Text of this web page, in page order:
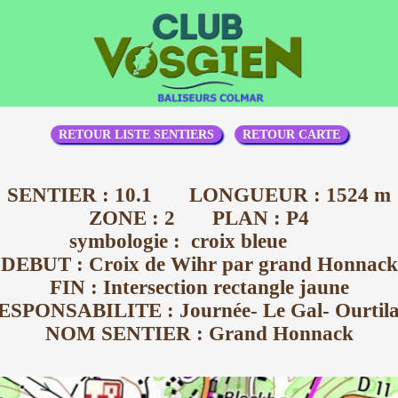
RETOUR LISTE SENTIERS RETOUR CARTE
SENTIER : 10.1 LONGUEUR : 1524 m
ZONE : 2 PLAN : P4
symbologie : croix bleue
DEBUT : Croix de Wihr par grand Honnack
FIN : Intersection rectangle jaune
: Journée- Le Gal-
NOM SENTIER : Grand Honnack